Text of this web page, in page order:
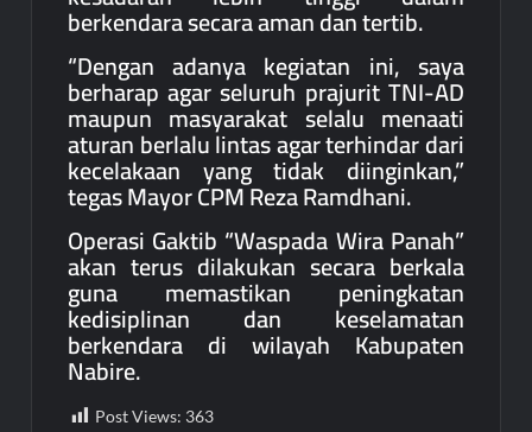
berkendara secara aman dan tertib.
“Dengan adanya kegiatan ini, saya
berharap agar seluruh prajurit TNI-AD
maupun masyarakat selalu menaati
aturan berlalu lintas agar terhindar dari
kecelakaan yang tidak diinginkan,”
tegas Mayor CPM Reza Ramdhani.
Operasi Gaktib “Waspada Wira Panah”
akan terus dilakukan secara berkala
guna memastikan peningkatan
kedisiplinan dan keselamatan
berkendara di wilayah Kabupaten
Nabire.
Post Views: 363